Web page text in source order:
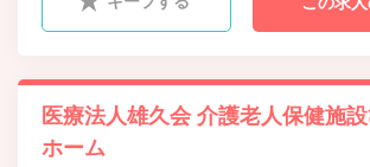
医療法人雄久会 介護老人保健施
ホーム